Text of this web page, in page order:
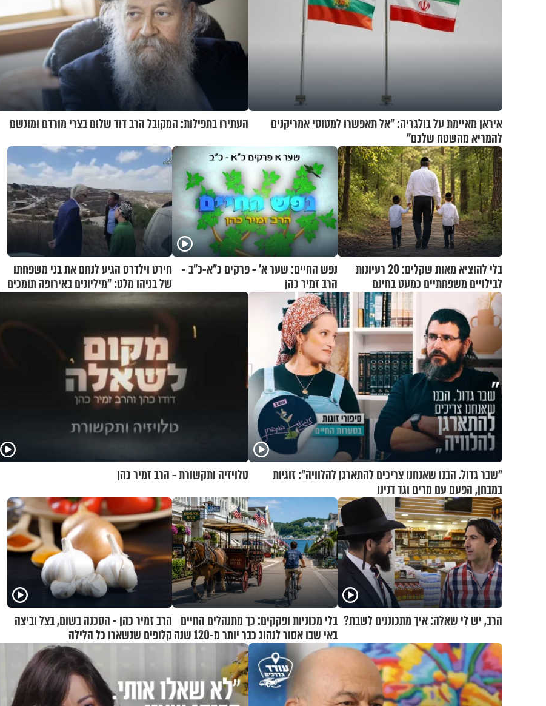
איראן מאיימת על בולגריה: "אל תאפשרו למטוסי אמריקנים
להמריא מהשטח שלכם"
העתירו בתפילות: המקובל הרב דוד שלום בצרי מורדם ומונשם
בלי להוציא מאות שקלים: 20 רעיונות
לבילויים משפחתיים כמעט בחינם
נפש החיים: שער א’ - פרקים כ"א-כ"ב -
הרב זמיר כהן
חירט וילדרס הגיע לנחם את בני משפחתו
של בניהו מלט: "מיליונים באירופה תומכים
בכם"
"שבר גדול. הבנו שאנחנו צריכים להתארגן להלוויה": זוגיות
במבחן, הפעם עם מרים וגד דנינו
טלויזיה ותקשורת - הרב זמיר כהן
הרב, יש לי שאלה: איך מתכוננים לשבת? בלי מכוניות ופקקים: כך מתנהלים החיים
באי שבו אסור לנהוג כבר יותר מ-120 שנה
הרב זמיר כהן - הסכנה בשום, בצל וביצה
קלופים שנשארו כל הלילה